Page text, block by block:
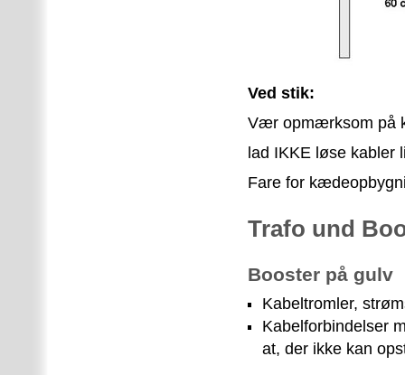
Ved stik:
Vær opmærksom på
lad IKKE løse kabler
Fare for
Trafo und
Booster på gulv
Kabeltromler,
Kabelforbindelser
at, der ikke kan